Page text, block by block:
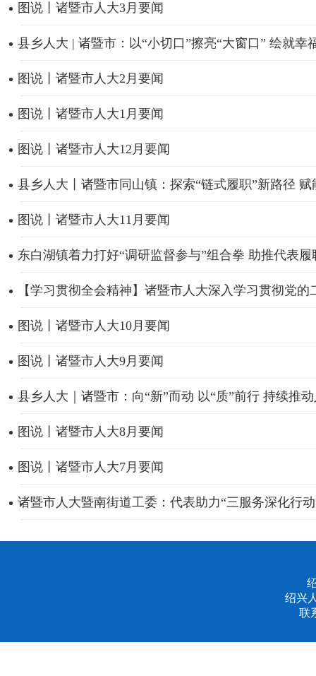
图说丨诸暨市人大3月要闻
县乡人大 | 诸暨市：以“小切口”擦亮“大窗口” 绘就幸
图说丨诸暨市人大2月要闻
图说丨诸暨市人大1月要闻
图说丨诸暨市人大12月要闻
县乡人大丨诸暨市同山镇：探索“链式履职”新路径
图说丨诸暨市人大11月要闻
东白湖镇着力打好“调研监督参与”组合拳 助推代表
【学习贯彻全会精神】诸暨市人大深入学习贯彻党的
图说丨诸暨市人大10月要闻
图说丨诸暨市人大9月要闻
县乡人大｜诸暨市：向“新”而动 以“质”前行 持续推
图说丨诸暨市人大8月要闻
图说丨诸暨市人大7月要闻
诸暨市人大暨南街道工委：代表助力“三服务深化行
绍兴
联